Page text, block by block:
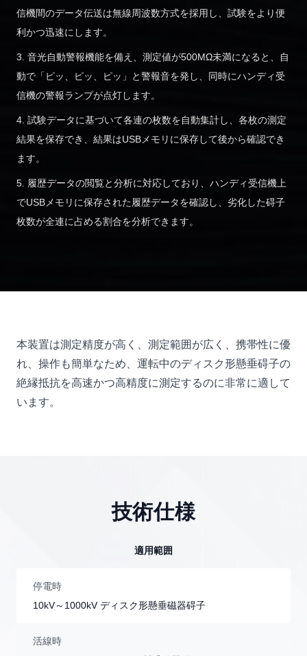
信機間のデータ伝送は無線周波数方式を採用し、試験をより便
利かつ迅速にします。
3. 音光自動警報機能を備え、測定値が500MΩ未満になると、自
動で「ピッ、ピッ、ピッ」と警報音を発し、同時にハンディ受
信機の警報ランプが点灯します。
4. 試験データに基づいて各連の枚数を自動集計し、各枚の測定
結果を保存でき、結果はUSBメモリに保存して後から確認でき
ます。
5. 履歴データの閲覧と分析に対応しており、ハンディ受信機上
でUSBメモリに保存された履歴データを確認し、劣化した碍子
枚数が全連に占める割合を分析できます。
本装置は測定精度が高く、測定範囲が広く、携帯性に優
れ、操作も簡単なため、運転中のディスク形懸垂碍子の
絶縁抵抗を高速かつ高精度に測定するのに非常に適して
います。
技術仕様
適用範囲
停電時
10kV～1000kV ディスク形懸垂磁器碍子
活線時